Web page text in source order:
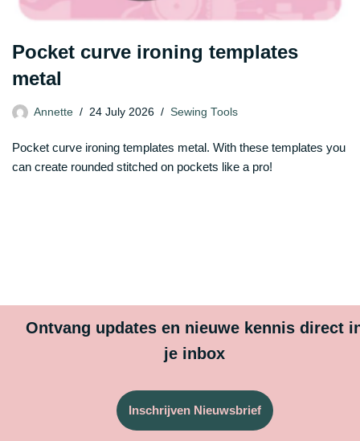
Pocket curve ironing templates
metal
Annette 24 July 2026 Sewing Tools
Pocket curve ironing templates metal. With these templates you
can create rounded stitched on pockets like a pro!
Ontvang updates en nieuwe kennis direct
je inbox
Inschrijven Nieuwsbrief